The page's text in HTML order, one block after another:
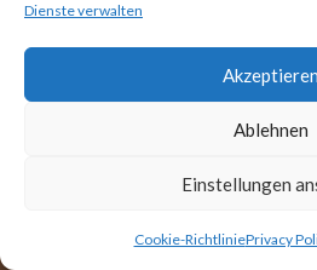
Dienste verwalten
Akzeptieren
Ablehnen
Einstellungen
Cookie-RichtliniePrivacy